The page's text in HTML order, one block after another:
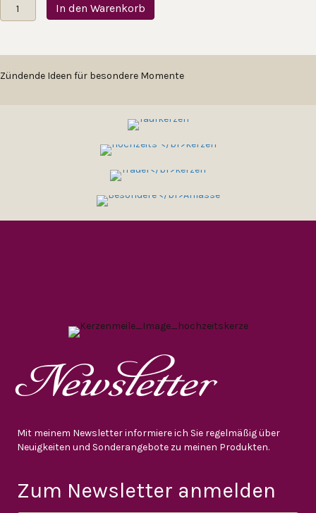
Die
Menge
In den Warenkorb
Zündende Ideen für besondere Momente
KERZEN
E
ANLÄSSE
Newsletter
Mit meinem Newsletter informiere ich Sie regelmäßig über
Neuigkeiten und Sonderangebote zu meinen Produkten.
Zum Newsletter anmelden